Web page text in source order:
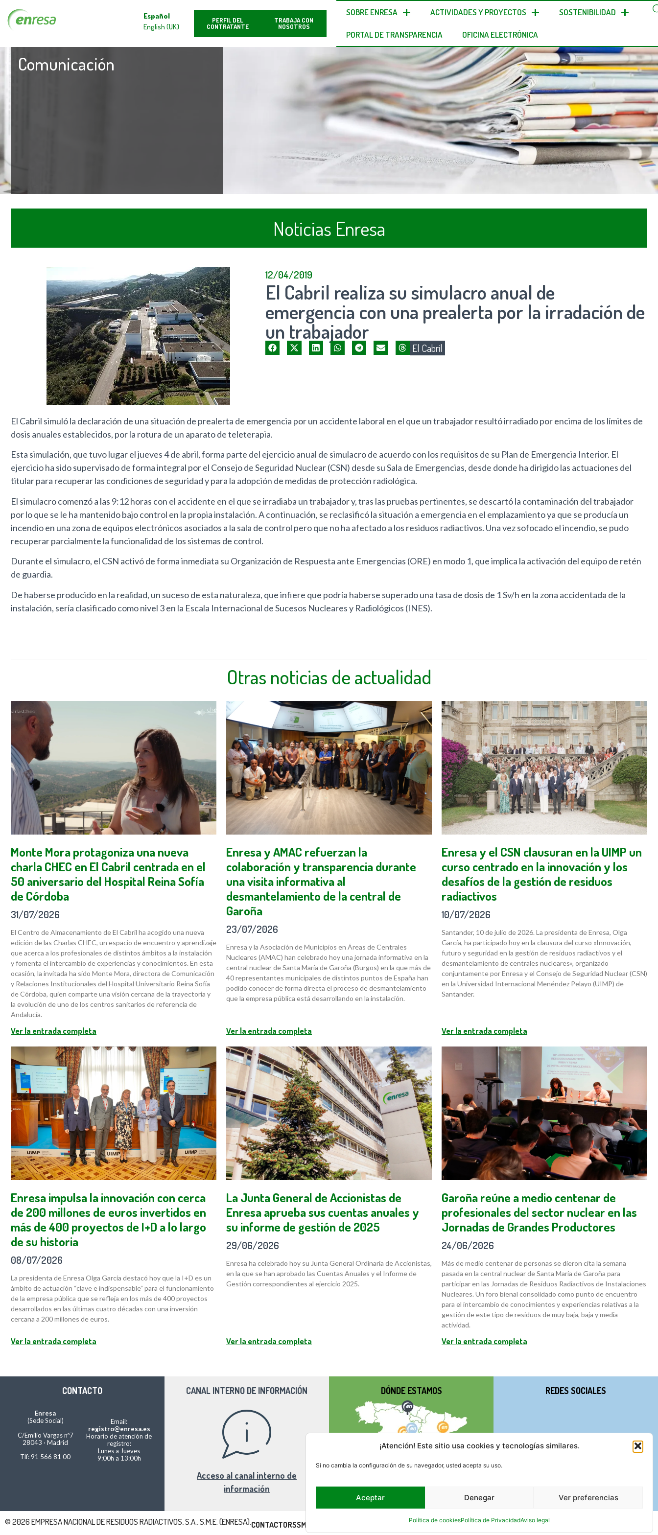
¡Atención! Este sitio usa cookies y tecnologías similares.
Si no cambia la configuración de su navegador, usted acepta su uso.
Aceptar Denegar Ver preferencias
Política de cookiesPolítica de PrivacidadAviso legal
Español
English (UK)
PERFIL DEL
CONTRATANTE
TRABAJA CON
NOSOTROS
SOBRE ENRESA ACTIVIDADES Y PROYECTOS SOSTENIBILIDAD
PORTAL DE TRANSPARENCIA OFICINA ELECTRÓNICA
Comunicación
Noticias Enresa
12/04/2019
El Cabril realiza su simulacro anual de
emergencia con una prealerta por la irradación de
un trabajador
El Cabril
El Cabril simuló la declaración de una situación de prealerta de emergencia por un accidente laboral en el que un trabajador resultó irradiado por encima de los límites de
dosis anuales establecidos, por la rotura de un aparato de teleterapia.
Esta simulación, que tuvo lugar el jueves 4 de abril, forma parte del ejercicio anual de simulacro de acuerdo con los requisitos de su Plan de Emergencia Interior. El
ejercicio ha sido supervisado de forma integral por el Consejo de Seguridad Nuclear (CSN) desde su Sala de Emergencias, desde donde ha dirigido las actuaciones del
titular para recuperar las condiciones de seguridad y para la adopción de medidas de protección radiológica.
El simulacro comenzó a las 9:12 horas con el accidente en el que se irradiaba un trabajador y, tras las pruebas pertinentes, se descartó la contaminación del trabajador
por lo que se le ha mantenido bajo control en la propia instalación. A continuación, se reclasificó la situación a emergencia en el emplazamiento ya que se producía un
incendio en una zona de equipos electrónicos asociados a la sala de control pero que no ha afectado a los residuos radiactivos. Una vez sofocado el incendio, se pudo
recuperar parcialmente la funcionalidad de los sistemas de control.
Durante el simulacro, el CSN activó de forma inmediata su Organización de Respuesta ante Emergencias (ORE) en modo 1, que implica la activación del equipo de retén
de guardia.
De haberse producido en la realidad, un suceso de esta naturaleza, que infiere que podría haberse superado una tasa de dosis de 1 Sv/h en la zona accidentada de la
instalación, sería clasificado como nivel 3 en la Escala Internacional de Sucesos Nucleares y Radiológicos (INES).
Otras noticias de actualidad
Monte Mora protagoniza una nueva
charla CHEC en El Cabril centrada en el
50 aniversario del Hospital Reina Sofía
de Córdoba
31/07/2026
El Centro de Almacenamiento de El Cabril ha acogido una nueva
edición de las Charlas CHEC, un espacio de encuentro y aprendizaje
que acerca a los profesionales de distintos ámbitos a la instalación
y fomenta el intercambio de experiencias y conocimientos. En esta
ocasión, la invitada ha sido Monte Mora, directora de Comunicación
y Relaciones Institucionales del Hospital Universitario Reina Sofía
de Córdoba, quien comparte una visión cercana de la trayectoria y
la evolución de uno de los centros sanitarios de referencia de
Andalucía.
Ver la entrada completa
Enresa y AMAC refuerzan la
colaboración y transparencia durante
una visita informativa al
desmantelamiento de la central de
Garoña
23/07/2026
Enresa y la Asociación de Municipios en Áreas de Centrales
Nucleares (AMAC) han celebrado hoy una jornada informativa en la
central nuclear de Santa María de Garoña (Burgos) en la que más de
40 representantes municipales de distintos puntos de España han
podido conocer de forma directa el proceso de desmantelamiento
que la empresa pública está desarrollando en la instalación.
Ver la entrada completa
Enresa y el CSN clausuran en la UIMP un
curso centrado en la innovación y los
desafíos de la gestión de residuos
radiactivos
10/07/2026
Santander, 10 de julio de 2026. La presidenta de Enresa, Olga
García, ha participado hoy en la clausura del curso «Innovación,
futuro y seguridad en la gestión de residuos radiactivos y el
desmantelamiento de centrales nucleares», organizado
conjuntamente por Enresa y el Consejo de Seguridad Nuclear (CSN)
en la Universidad Internacional Menéndez Pelayo (UIMP) de
Santander.
Ver la entrada completa
Enresa impulsa la innovación con cerca
de 200 millones de euros invertidos en
más de 400 proyectos de I+D a lo largo
de su historia
08/07/2026
La presidenta de Enresa Olga García destacó hoy que la I+D es un
ámbito de actuación “clave e indispensable” para el funcionamiento
de la empresa pública que se refleja en los más de 400 proyectos
desarrollados en las últimas cuatro décadas con una inversión
cercana a 200 millones de euros.
Ver la entrada completa
La Junta General de Accionistas de
Enresa aprueba sus cuentas anuales y
su informe de gestión de 2025
29/06/2026
Enresa ha celebrado hoy su Junta General Ordinaria de Accionistas,
en la que se han aprobado las Cuentas Anuales y el Informe de
Gestión correspondientes al ejercicio 2025.
Ver la entrada completa
Garoña reúne a medio centenar de
profesionales del sector nuclear en las
Jornadas de Grandes Productores
24/06/2026
Más de medio centenar de personas se dieron cita la semana
pasada en la central nuclear de Santa María de Garoña para
participar en las Jornadas de Residuos Radiactivos de Instalaciones
Nucleares. Un foro bienal consolidado como punto de encuentro
para el intercambio de conocimientos y experiencias relativas a la
gestión de este tipo de residuos de muy baja, baja y media
actividad.
Ver la entrada completa
CONTACTO
Enresa
(Sede Social)
C/Emilio Vargas nº7
28043 · Madrid
Tlf: 91 566 81 00
Email:
registro@enresa.es
Horario de atención de
registro:
Lunes a Jueves
9:00h a 13:00h
CANAL INTERNO DE INFORMACIÓN
Acceso al canal interno de
información
DÓNDE ESTAMOS REDES SOCIALES
© 2026 EMPRESA NACIONAL DE RESIDUOS RADIACTIVOS, S.A., S.M.E. (ENRESA).CONTACTORSSMAPA DEL SITIO AVISO LEGALPOLÍTICA DE PRIVACIDADPOLÍTICA DE COOKIES (UE)